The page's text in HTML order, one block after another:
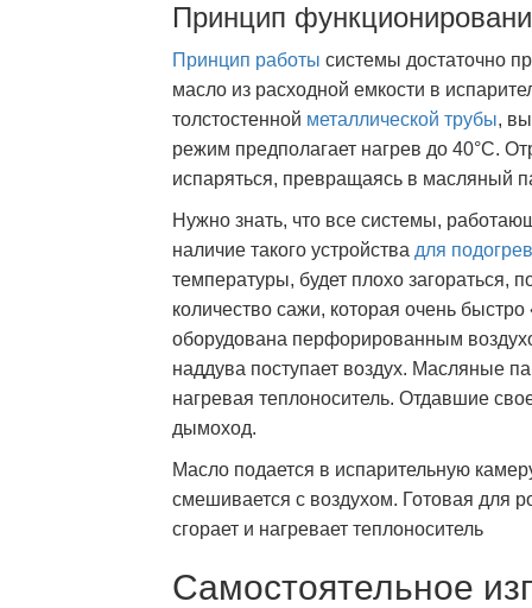
Принцип
Принцип работы системы достаточно
масло из расходной емкости в
толстостенной металлической трубы,
режим предполагает нагрев до 40°С.
испаряться, превращаясь в масляный
Нужно знать, что все системы,
наличие такого устройства для
температуры, будет плохо загораться,
количество сажи, которая очень
оборудована перфорированным
наддува поступает воздух. Масляные
нагревая теплоноситель. Отдавшие
дымоход.
Масло подается в испарительную
смешивается с воздухом. Готовая для
сгорает и нагревает теплоноситель
Самостоятельное